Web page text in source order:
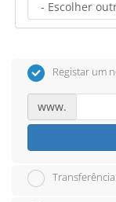
Registar um
www.